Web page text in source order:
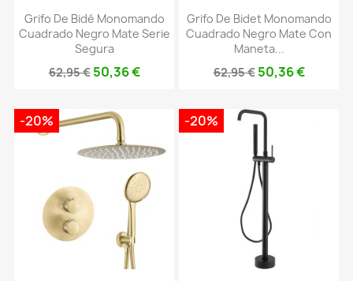
Grifo De Bidé Monomando
Cuadrado Negro Mate Serie
Segura
62,95 € 50,36 €
Grifo De Bidet Monomando
Cuadrado Negro Mate Con
Maneta...
62,95 € 50,36 €
-20% -20%